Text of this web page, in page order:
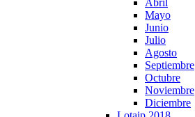
Abril
Mayo
Junio
Julio
Agosto
Septiembre
Octubre
Noviembre
Diciembre